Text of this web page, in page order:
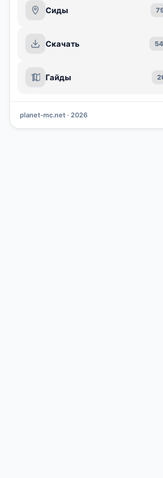
Сиды
Скачать
Гайды
planet-mc.net · 2026